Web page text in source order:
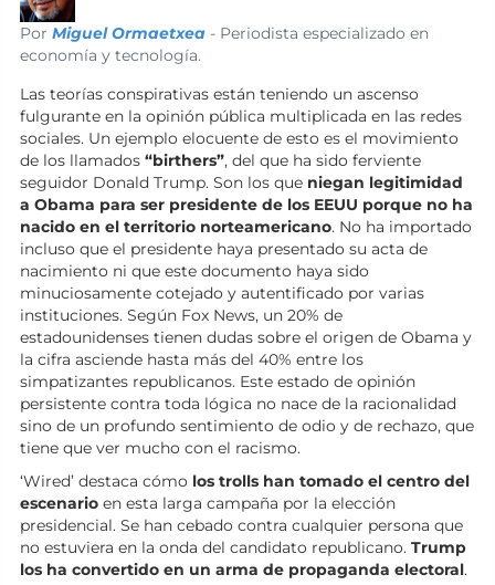
Por Miguel Ormaetxea - Periodista especializado en
economía y tecnología.
Las teorías conspirativas están teniendo un ascenso
fulgurante en la opinión pública multiplicada en las redes
sociales. Un ejemplo elocuente de esto es el movimiento
de los llamados “birthers”, del que ha sido ferviente
seguidor Donald Trump. Son los que niegan legitimidad
a Obama para ser presidente de los EEUU porque no ha
nacido en el territorio norteamericano. No ha importado
incluso que el presidente haya presentado su acta de
nacimiento ni que este documento haya sido
minuciosamente cotejado y autentificado por varias
instituciones. Según Fox News, un 20% de
estadounidenses tienen dudas sobre el origen de Obama y
la cifra asciende hasta más del 40% entre los
simpatizantes republicanos. Este estado de opinión
persistente contra toda lógica no nace de la racionalidad
sino de un profundo sentimiento de odio y de rechazo, que
tiene que ver mucho con el racismo.
‘Wired’ destaca cómo los trolls han tomado el centro del
escenario en esta larga campaña por la elección
presidencial. Se han cebado contra cualquier persona que
no estuviera en la onda del candidato republicano. Trump
los ha convertido en un arma de propaganda electoral.